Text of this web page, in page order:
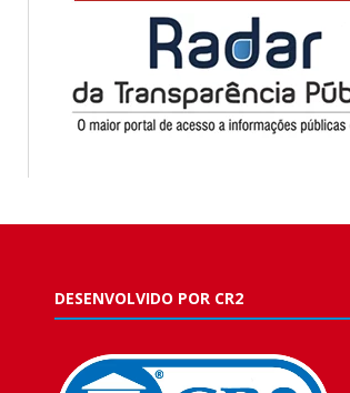
DESENVOLVIDO POR CR2